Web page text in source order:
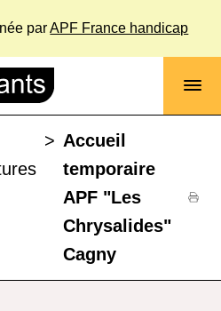
parAPF France handicap
> Accueil
temporaire
APF "Les
Chrysalides"
Cagny